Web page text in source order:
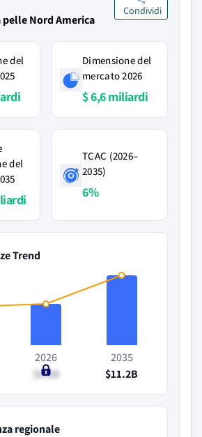
Nord America
Condividi
del
Dimensione del
mercato 2026
$ 6,6 miliardi
del
TCAC (2026–
2035)
6%
Trend
2026
$6.6B
2035
$11.2B
regionale